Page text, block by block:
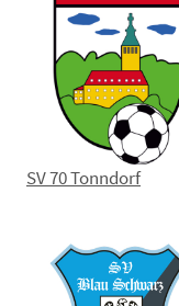
SV 70 Tonndorf